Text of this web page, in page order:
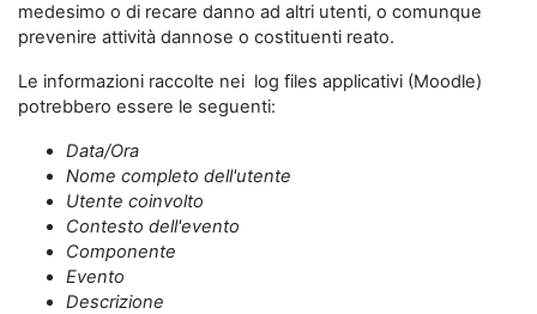
medesimo o di recare danno ad altri utenti, o comunque
prevenire attività dannose o costituenti reato.
Le informazioni raccolte nei log files applicativi (Moodle)
potrebbero essere le seguenti:
Data/Ora
Nome completo dell'utente
Utente coinvolto
Contesto dell'evento
Componente
Evento
Descrizione